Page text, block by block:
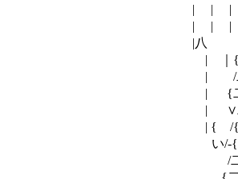
| | | l Λ___ // ＿
| | | /二二二二二
|八 /_／二二二二
| ｜{/ニニニニニニ
| /二二二二二／
| {二二二二二二二
| ∨二二二二二二
| { /{二二二二二二
い/-{二二二二二二
/二{ﾆﾆ〈＼ 二二